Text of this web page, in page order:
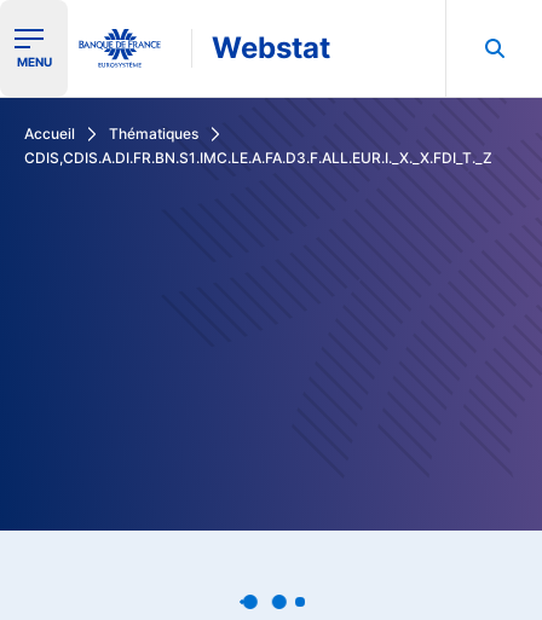
Ouvrir le menu de navigation
MENU Webstat
Accueil
Thématiques
CDIS,CDIS.A.DI.FR.BN.S1.IMC.LE.A.FA.D3.F.ALL.EUR.I._X._X.FDI_T._Z